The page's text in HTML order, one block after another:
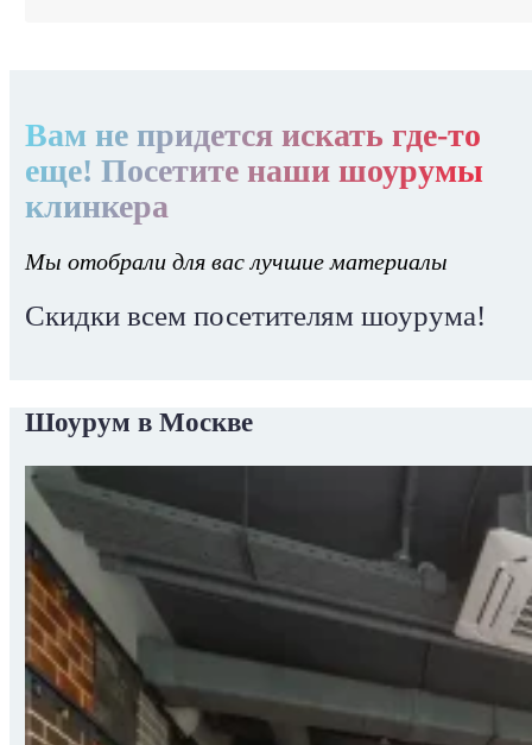
Вам не придется искать где-то
еще! Посетите наши шоурумы
клинкера
Мы отобрали для вас лучшие материалы
Скидки всем посетителям шоурума!
Шоурум в Москве